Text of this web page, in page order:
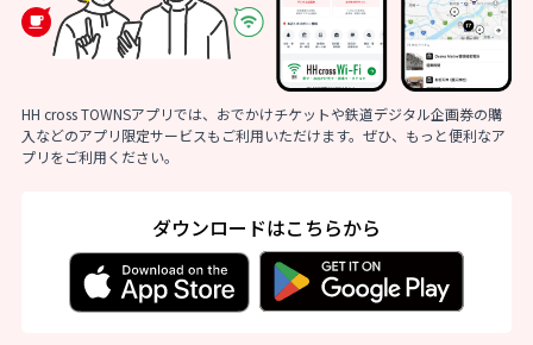
HH cross TOWNSアプリでは、おでかけチケットや鉄道デジタル企画券の購
入などのアプリ限定サービスもご利用いただけます。ぜひ、もっと便利なア
プリをご利用ください。
ダウンロードはこちらから